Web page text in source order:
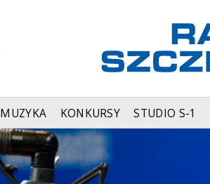
MUZYKA KONKURSY STUDIO S-1